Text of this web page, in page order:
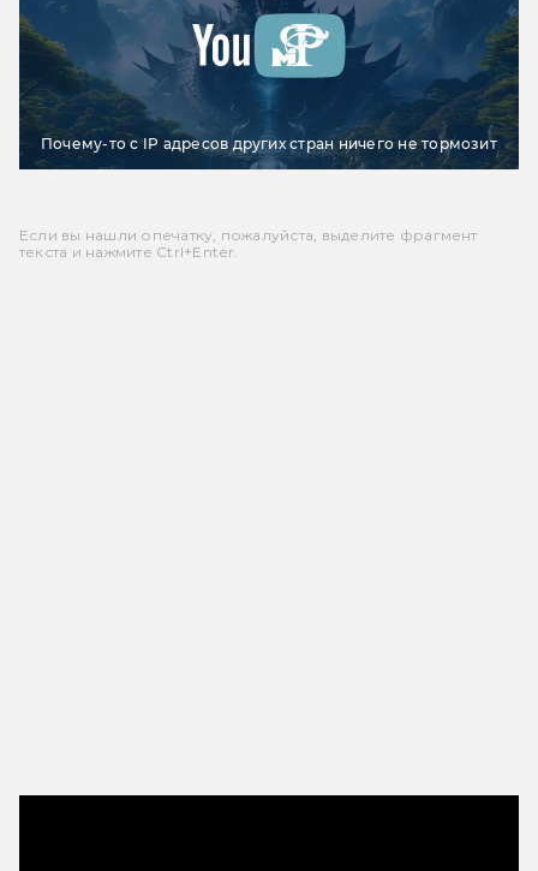
Почему-то с IP адресов других стран ничего не тормозит
Если вы нашли опечатку, пожалуйста, выделите фрагмент
текста и нажмите Ctrl+Enter.